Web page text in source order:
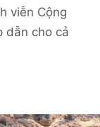
viễn Cộng
dẫn cho cả